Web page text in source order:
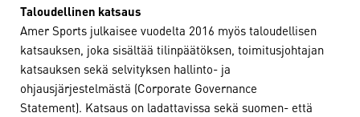
Taloudellinen katsaus
Amer Sports julkaisee vuodelta 2016 myös taloudellisen
katsauksen, joka sisältää tilinpäätöksen, toimitusjohtajan
katsauksen sekä selvityksen hallinto- ja
ohjausjärjestelmästä (Corporate Governance
Statement). Katsaus on ladattavissa sekä suomen- että